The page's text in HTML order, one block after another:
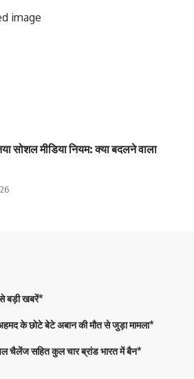
सोशल मीडिया नियम: क्या बदलने वाला
से बड़ी खबरें*
के छोटे बेटे अबान की मौत से जुड़ा मामला*
चैलेंज सहित कुल चार ब्रांड भारत में बैन*